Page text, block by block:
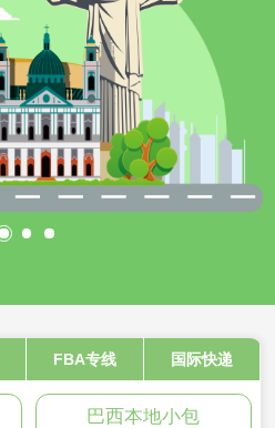
FBA专线 国际快递
巴西本地小包